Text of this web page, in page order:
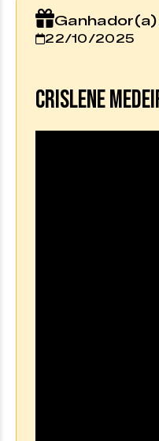
22/10/2025
CRISLENE